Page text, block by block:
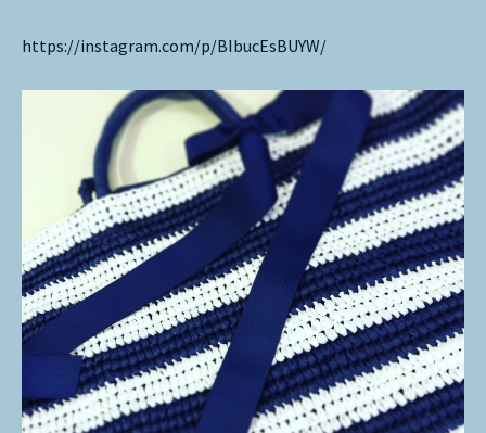
https://instagram.com/p/BIbucEsBUYW/